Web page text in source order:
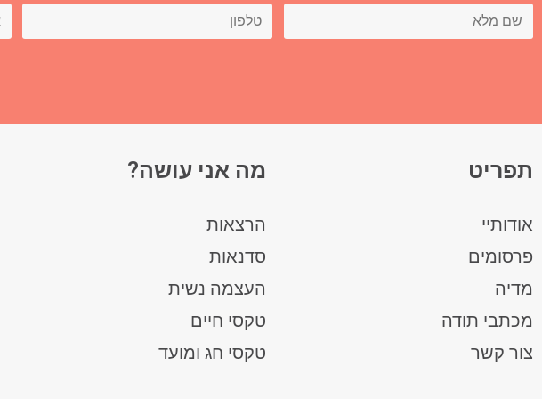
תפריט
אודותיי
פרסומים
מדיה
מכתבי תודה
צור קשר
מה אני עושה?
הרצאות
סדנאות
העצמה נשית
טקסי חיים
טקסי חג ומועד